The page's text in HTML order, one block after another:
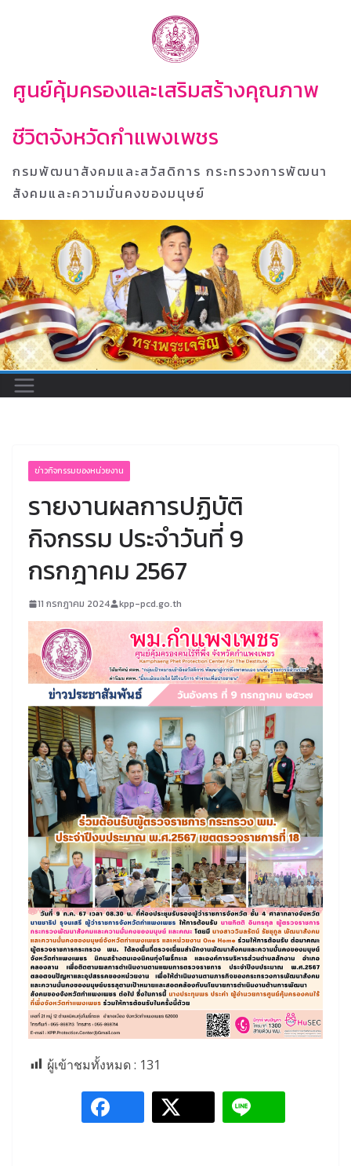
ศูนย์คุ้มครองและเสริมสร้างคุณภาพ
ชีวิตจังหวัดกำแพงเพชร
กรมพัฒนาสังคมและสวัสดิการ กระทรวงการพัฒนา
สังคมและความมั่นคงของมนุษย์
ข่าวกิจกรรมของหน่วยงาน
รายงานผลการปฏิบัติ
กิจกรรม ประจำวันที่ 9
กรกฎาคม 2567
11 กรกฎาคม 2024 kpp-pcd.go.th
ผู้เข้าชมทั้งหมด : 131